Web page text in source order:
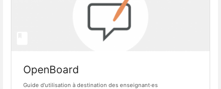
OpenBoard
Guide d'utilisation à destination des enseignant·es